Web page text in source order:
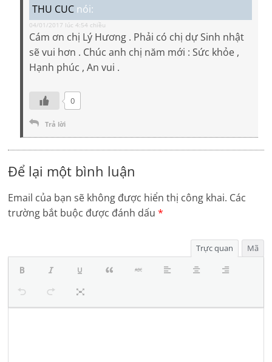
THU CUC nói:
04/01/2017 lúc 4:54 chiều
Cám ơn chị Lý Hương . Phải có chị dự Sinh nhật
sẽ vui hơn . Chúc anh chị năm mới : Sức khỏe ,
Hạnh phúc , An vui .
0
Trả lời
Để lại một bình luận
Email của bạn sẽ không được hiển thị công khai. Các
trường bắt buộc được đánh dấu*
Trực quan Mã